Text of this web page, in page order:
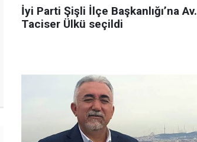
İyi Parti Şişli İlçe Başkanlığı’na Av.
Taciser Ülkü seçildi